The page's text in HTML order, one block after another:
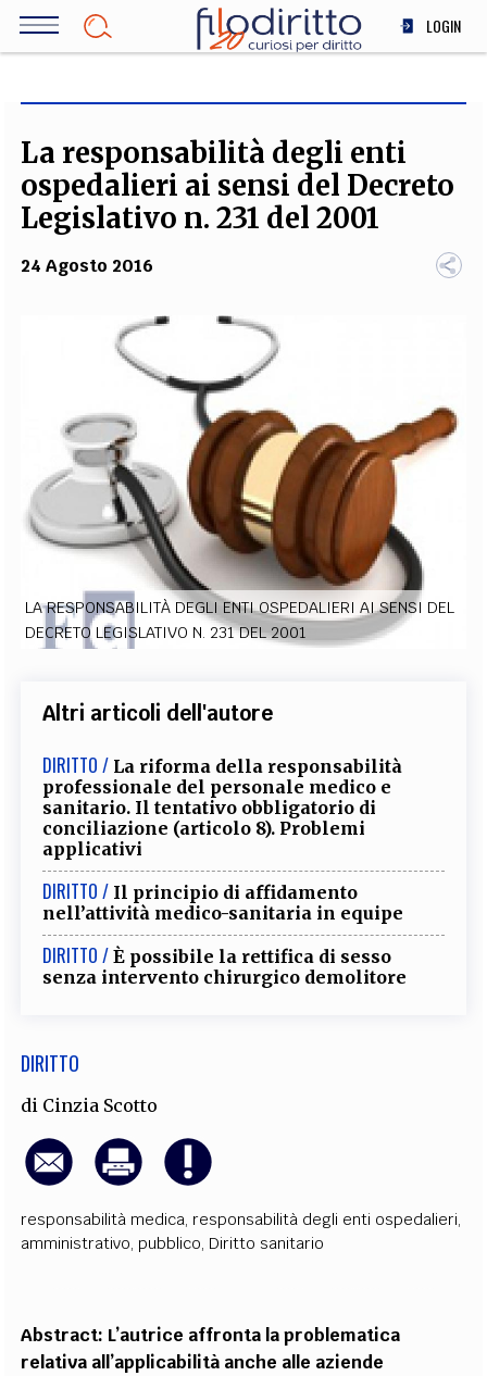
Salta
LOGIN
SOCIETÀ
MEDICINA
SCIENZA
TEAM
FILODIRITTO REDAZIONE COMITATO SCIENTIFICO AUTORI
CURATORI
FOTOGRAFI
PARTNER COLLABORA CON NOI
EXTRA
CODICI RUBRICHE LIBRI PROCEEDINGS PUBBLICITÀ CONTATTI
SOCIAL MEDIA
La responsabilità degli enti
ospedalieri ai sensi del Decreto
Legislativo n. 231 del 2001
24 Agosto 2016
LA RESPONSABILITÀ DEGLI ENTI OSPEDALIERI AI SENSI DEL
DECRETO LEGISLATIVO N. 231 DEL 2001
Altri articoli dell'autore
DIRITTO / La riforma della responsabilità
professionale del personale medico e
sanitario. Il tentativo obbligatorio di
conciliazione (articolo 8). Problemi
applicativi
DIRITTO / Il principio di affidamento
nell’attività medico-sanitaria in equipe
DIRITTO / È possibile la rettifica di sesso
senza intervento chirurgico demolitore
DIRITTO
di Cinzia Scotto
responsabilità medica, responsabilità degli enti ospedalieri,
amministrativo, pubblico, Diritto sanitario
Abstract: L’autrice affronta la problematica
relativa all’applicabilità anche alle aziende